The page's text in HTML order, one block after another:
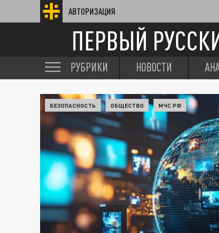
АВТОРИЗАЦИЯ
ПЕРВЫЙ
РУБРИКИ НОВОСТИ
БЕЗОПАСНОСТЬ ОБЩЕСТВО МЧС РФ